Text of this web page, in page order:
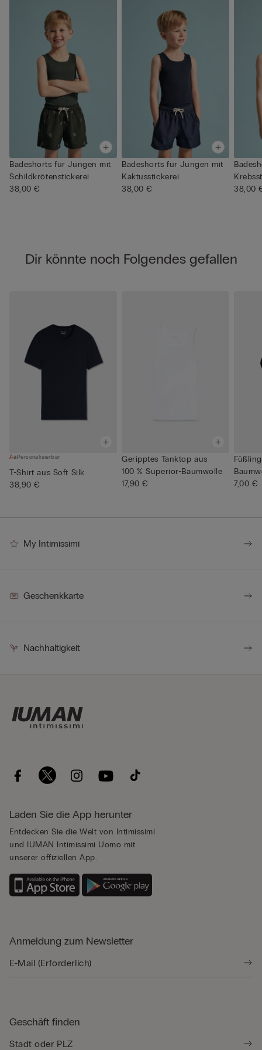
Badeshorts für Jungen mit
Schildkrötenstickerei
38,00 €
Badeshorts für Jungen mit
Kaktusstickerei
38,00 €
38,00
Dir könnte noch Folgendes gefallen
Personalisierbar
T-Shirt aus Soft Silk
38,90 €
Geripptes Tanktop aus
100 % Superior-Baumwolle
17,90 €
7,00 €
My Intimissimi
Geschenkkarte
Nachhaltigkeit
Laden Sie die App herunter
Entdecken Sie die Welt von Intimissimi
und IUMAN Intimissimi Uomo mit
unserer offiziellen App.
Anmeldung zum Newsletter
Geschäft finden